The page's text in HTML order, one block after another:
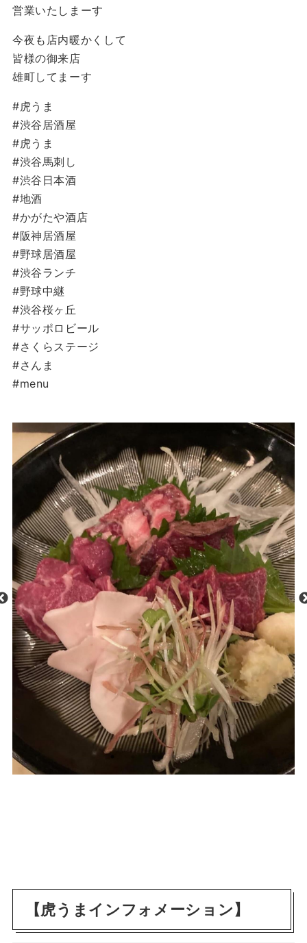
営業いたしまーす
今夜も店内暖かくして
皆様の御来店
雄町してまーす
#虎うま
#渋谷居酒屋
#虎うま
#渋谷馬刺し
#渋谷日本酒
#地酒
#かがたや酒店
#阪神居酒屋
#野球居酒屋
#渋谷ランチ
#野球中継
#渋谷桜ヶ丘
#サッポロビール
#さくらステージ
#さんま
#menu
【虎うまインフォメーション】